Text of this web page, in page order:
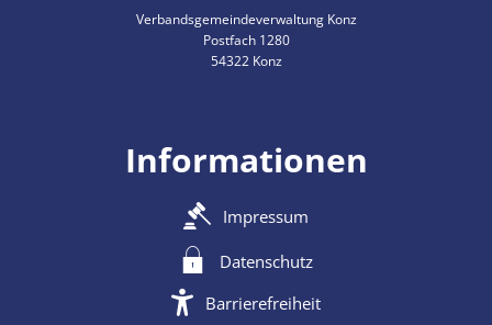
Verbandsgemeindeverwaltung Konz
Postfach 1280
54322 Konz
Informationen
Impressum
Datenschutz
Barrierefreiheit